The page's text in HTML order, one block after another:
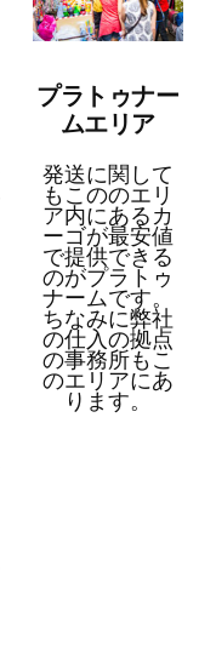
プラトゥナー
ムエリア
発送に関して
もこののエリ
ア内にあるカ
ーゴが最安値
で提供できる
のがプラトゥ
ナームです。
ちなみに弊社
の仕入の拠点
の事務所もこ
のエリアにあ
ります。